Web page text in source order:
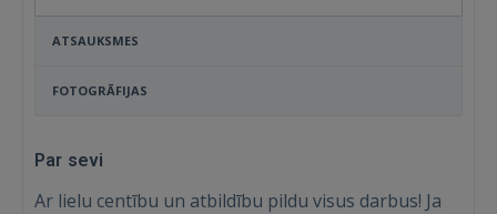
ATSAUKSMES
FOTOGRĀFIJAS
Par sevi
Ar lielu centību un atbildību pildu visus darbus! Ja